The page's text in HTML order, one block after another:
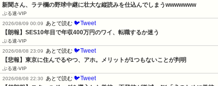
新聞さん、ラテ欄の野球中継に壮大な縦読みを仕込んでしまうwwwwwww
ぶる速-VIP
2026/08/09 00:09
あとで読む 🐦Tweet
【朗報】SES10年目で年収400万円のワイ、転職するか迷う
ぶる速-VIP
2026/08/08 23:09
あとで読む 🐦Tweet
【悲報】東京に住んでるやつ、アホ。メリットが1つもないことが判明
ぶる速-VIP
2026/08/08 22:30
あとで読む 🐦Tweet